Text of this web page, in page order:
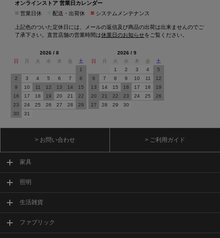
オンラインストア 営業日カレンダー
営業日休 配送・出荷休 ■ システムメンテナンス
上記色のついた定休日には、メールの返信及び商品の出荷は出来ませんのでご
了承下さい。直営店舗の営業時間は休業日のお知らせをご覧ください。
2026 / 8
日
月 火 水 木 金
土
1
2
3 4 5 6 7
8
9
10 11 12 13 14
15
16
17 18 19 20 21
22
23
24 25 26 27 28
29
30
31
2026 / 9
日
月 火 水 木 金
土
1
2 3 4
5
6
7 8 9 10 11
12
13
14 15 16 17 18
19
20
21 22 23 24 25
26
27
28 29 30
> お問い合わせ > ご利用ガイド
家具
照明
生活雑貨
ファブリック